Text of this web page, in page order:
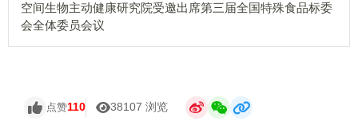
空间生物主动健康研究院受邀出席第三届全国特殊食品标委
会全体委员会议
点赞110 38107 浏览